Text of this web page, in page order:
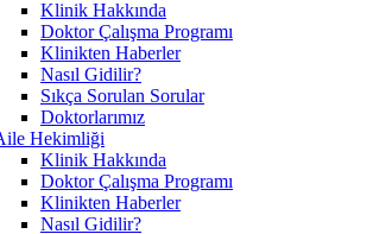
Klinik Hakkında
Doktor Çalışma Programı
Klinikten Haberler
Nasıl Gidilir?
Sıkça Sorulan Sorular
Doktorlarımız
Hekimliği
Klinik Hakkında
Doktor Çalışma Programı
Klinikten Haberler
Nasıl Gidilir?